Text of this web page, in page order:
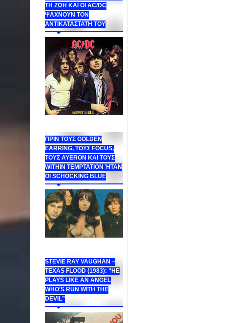
ΤΗ ΖΩΗ ΚΑΙ ΟΙ AC/DC
ΨΑΧΝΟΥΝ ΤΟΝ
ΑΝΤΙΚΑΤΑΣΤΑΤΗ ΤΟΥ
ΠΡΙΝ ΤΟΥΣ GOLDEN
EARRING, ΤΟΥΣ FOCUS,
ΤΟΥΣ ΑΥΕROΝ ΚΑΙ ΤΟΥΣ
WITHIN TEMPTATION ΉΤΑΝ
ΟΙ SCHOCKING BLUE
STEVIE RAY VAUGHAN –
TEXAS FLOOD (1983): “HE
PLAYS LIKE AN ANGEL
WHO’S RUN WITH THE
DEVIL”